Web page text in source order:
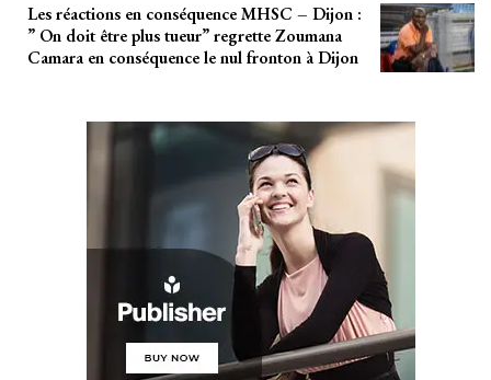
Les réactions en conséquence MHSC – Dijon :
” On doit être plus tueur” regrette Zoumana
Camara en conséquence le nul fronton à Dijon